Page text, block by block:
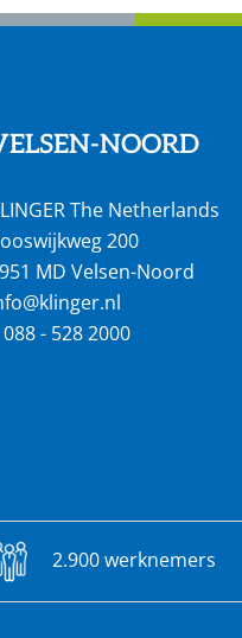
NOORD
The Netherlands
200
MD Velsen-Noord
088 - 528 2000
2.900 werknemers